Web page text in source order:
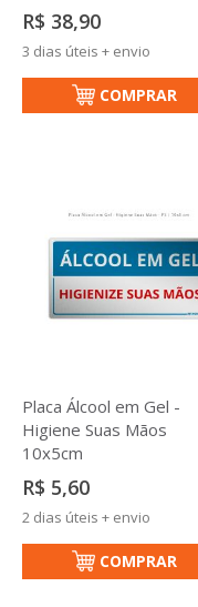
R$ 38,90
3 dias úteis + envio
COMPRAR
Placa Álcool em Gel -
Higiene Suas Mãos
10x5cm
R$ 5,60
2 dias úteis + envio
COMPRAR